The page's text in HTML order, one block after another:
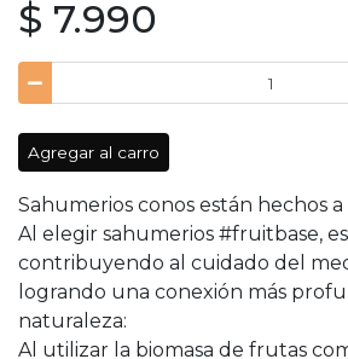
$ 7.990
Agregar al carro
Sahumerios conos están hechos
Al elegir sahumerios #fruitbase,
contribuyendo al cuidado del
logrando una conexión más
naturaleza:
Al utilizar la biomasa de frutas